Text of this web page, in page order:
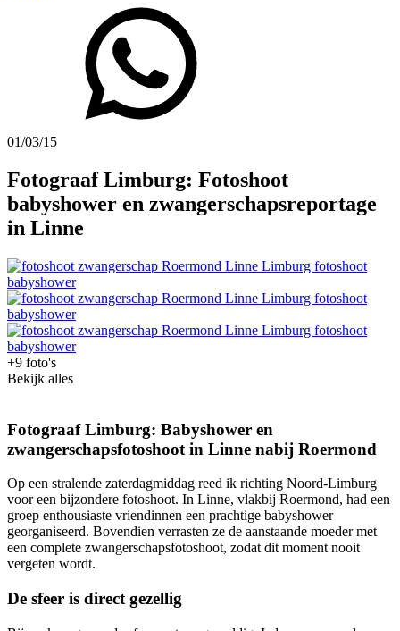
01/03/15
Fotograaf Limburg: Fotoshoot
babyshower en zwangerschapsreportage
in Linne
+9 foto's
Bekijk alles
Fotograaf Limburg: Babyshower en
zwangerschapsfotoshoot in Linne nabij Roermond
Op een stralende zaterdagmiddag reed ik richting Noord-Limburg
voor een bijzondere fotoshoot. In Linne, vlakbij Roermond, had een
groep enthousiaste vriendinnen een prachtige babyshower
georganiseerd. Bovendien verrasten ze de aanstaande moeder met
een complete zwangerschapsfotoshoot, zodat dit moment nooit
vergeten wordt.
De sfeer is direct gezellig